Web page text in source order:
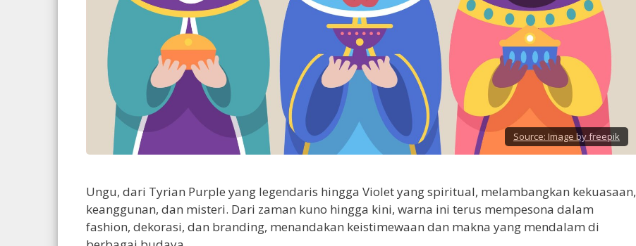
Source: Image by freepik
Ungu, dari Tyrian Purple yang legendaris hingga Violet yang spiritual, melambangkan kekuasaan,
keanggunan, dan misteri. Dari zaman kuno hingga kini, warna ini terus mempesona dalam
fashion, dekorasi, dan branding, menandakan keistimewaan dan makna yang mendalam di